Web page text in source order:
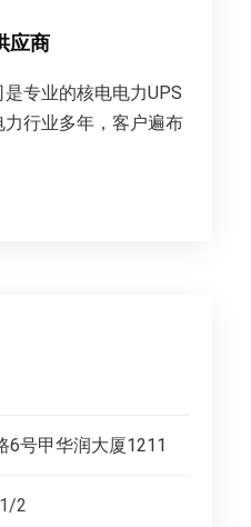
应商
专业的核电电力UPS
行业多年，客户遍布
6号甲华润大厦1211
2